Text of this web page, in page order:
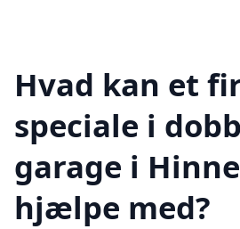
Hvad kan et
speciale i
garage i
hjælpe med?